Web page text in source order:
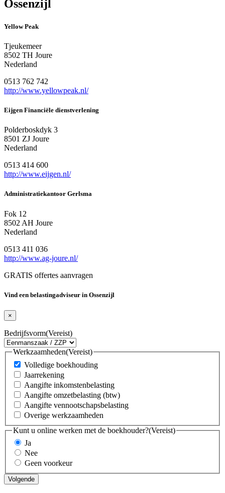
Ossenzijl
Yellow Peak
Tjeukemeer
8502 TH Joure
Nederland
0513 762 742
http://www.yellowpeak.nl/
Eijgen Financiële dienstverlening
Polderboskdyk 3
8501 ZJ Joure
Nederland
0513 414 600
http://www.eijgen.nl/
Administratiekantoor Gerlsma
Fok 12
8502 AH Joure
Nederland
0513 411 036
http://www.ag-joure.nl/
GRATIS offertes aanvragen
Vind een belastingadviseur in Ossenzijl
×
Bedrijfsvorm(Vereist)
Werkzaamheden(Vereist)
Volledige boekhouding
Jaarrekening
Aangifte inkomstenbelasting
Aangifte omzetbelasting (btw)
Aangifte vennootschapsbelasting
Overige werkzaamheden
Kunt u online werken met de boekhouder?(Vereist)
Ja
Nee
Geen voorkeur